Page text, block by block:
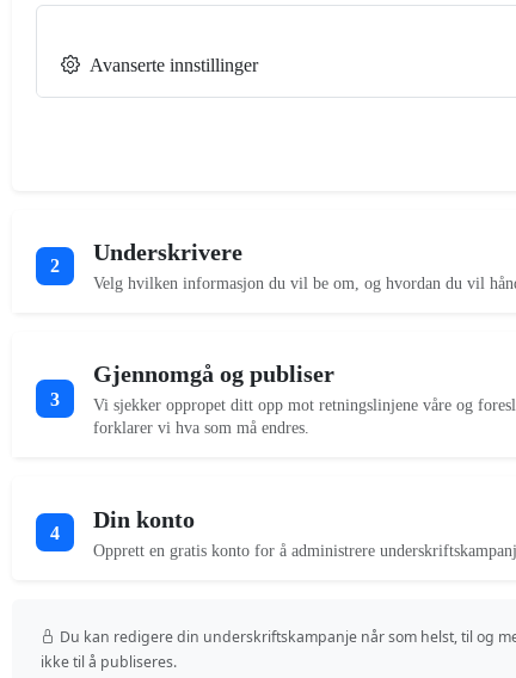
Avanserte innstillinger
2
Underskrivere
Velg hvilken informasjon du vil be om, og hvordan du vil
3
Gjennomgå og publiser
Vi sjekker oppropet ditt opp mot retningslinjene våre og
forklarer vi hva som må endres.
4
Din konto
Opprett en gratis konto for å administrere
Du kan redigere din underskriftskampanje når som helst, til og
ikke til å publiseres.